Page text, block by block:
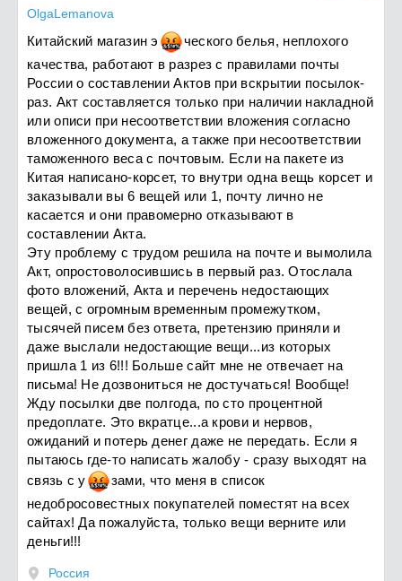
OlgaLemanova
Китайский магазинэ ческого белья, неплохого
качества, работают в разрез с правилами почты
России о составлении Актов при вскрытии посылок-
раз. Акт составляется только при наличии накладной
или описи при несоответствии вложения согласно
вложенного документа, а также при несоответствии
таможенного веса с почтовым. Если на пакете из
Китая написано-корсет, то внутри одна вещь корсет и
заказывали вы 6 вещей или 1, почту лично не
касается и они правомерно отказывают в
составлении Акта.
Эту проблему с трудом решила на почте и вымолила
Акт, опростоволосившись в первый раз. Отослала
фото вложений, Акта и перечень недостающих
вещей, с огромным временным промежутком,
тысячей писем без ответа, претензию приняли и
даже выслали недостающие вещи...из которых
пришла 1 из 6!!! Больше сайт мне не отвечает на
письма! Не дозвониться не достучаться! Вообще!
Жду посылки две полгода, по сто процентной
предоплате. Это вкратце...а крови и нервов,
ожиданий и потерь денег даже не передать. Если я
пытаюсь где-то написать жалобу - сразу выходят на
связь су зами, что меня в список
недобросовестных покупателей поместят на всех
сайтах! Да пожалуйста, только вещи верните или
деньги!!!
Россия